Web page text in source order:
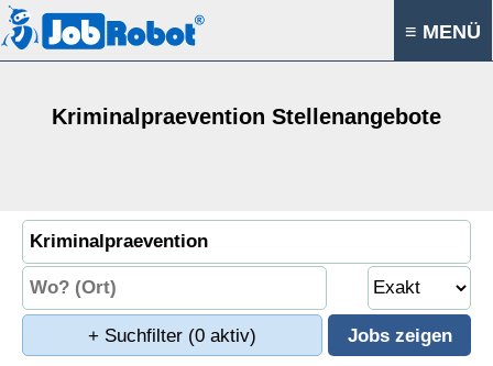
≡ MENÜ
Kriminalpraevention Stellenangebote
+ Suchfilter (0 aktiv)